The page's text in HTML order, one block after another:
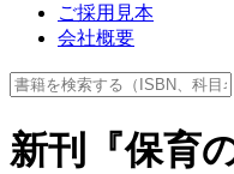
ご採用見本
会社概要
新刊『保育